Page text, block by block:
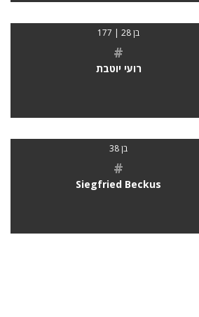
בן 28 | 177
#
רועי יוטבת
בן 38
#
Siegfried Beckus